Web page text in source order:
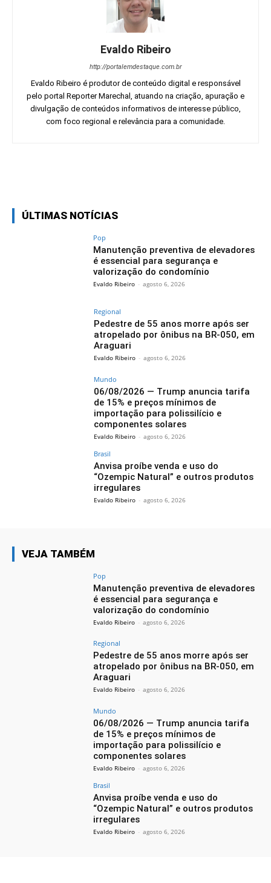
Evaldo Ribeiro
http://portalemdestaque.com.br
Evaldo Ribeiro é produtor de conteúdo digital e responsável
pelo portal Reporter Marechal, atuando na criação, apuração e
divulgação de conteúdos informativos de interesse público,
com foco regional e relevância para a comunidade.
ÚLTIMAS NOTÍCIAS
Pop
Manutenção preventiva de elevadores
é essencial para segurança e
valorização do condomínio
Evaldo Ribeiro - agosto 6, 2026
Regional
Pedestre de 55 anos morre após ser
atropelado por ônibus na BR-050, em
Araguari
Evaldo Ribeiro - agosto 6, 2026
Mundo
06/08/2026 — Trump anuncia tarifa
de 15% e preços mínimos de
importação para polissilício e
componentes solares
Evaldo Ribeiro - agosto 6, 2026
Brasil
Anvisa proíbe venda e uso do
“Ozempic Natural” e outros produtos
irregulares
Evaldo Ribeiro - agosto 6, 2026
VEJA TAMBÉM
Pop
Manutenção preventiva de elevadores
é essencial para segurança e
valorização do condomínio
Evaldo Ribeiro - agosto 6, 2026
Regional
Pedestre de 55 anos morre após ser
atropelado por ônibus na BR-050, em
Araguari
Evaldo Ribeiro - agosto 6, 2026
Mundo
06/08/2026 — Trump anuncia tarifa
de 15% e preços mínimos de
importação para polissilício e
componentes solares
Evaldo Ribeiro - agosto 6, 2026
Brasil
Anvisa proíbe venda e uso do
“Ozempic Natural” e outros produtos
irregulares
Evaldo Ribeiro - agosto 6, 2026